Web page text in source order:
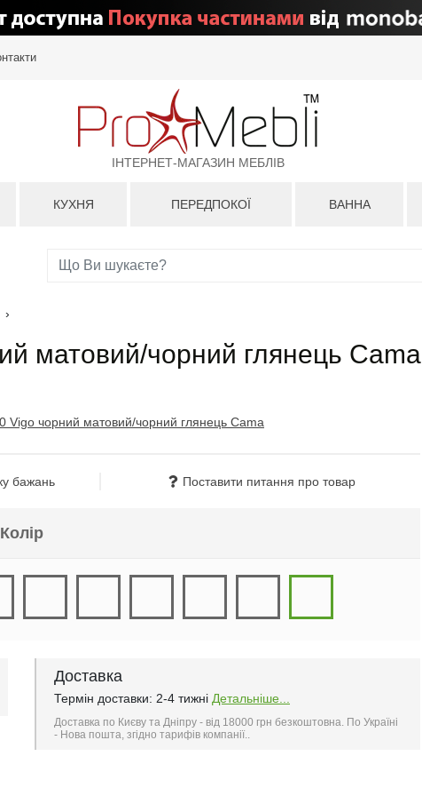
ІНТЕРНЕТ-МАГАЗИН МЕБЛІВ
КУХНЯ ПЕРЕДПОКОЇ ВАННА
›
матовий/чорний глянець Cama
бажань Поставити питання про товар
Колір
Доставка
Термін доставки: 2-4 тижні Детальніше...
Доставка по Києву та Дніпру - від 18000 грн безкоштовна. По Україні
- Нова пошта, згідно тарифів компанії..